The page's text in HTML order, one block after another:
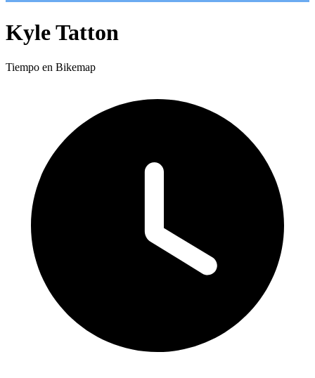
Kyle Tatton
Tiempo en Bikemap